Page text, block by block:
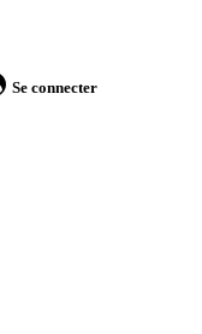
Se connecter